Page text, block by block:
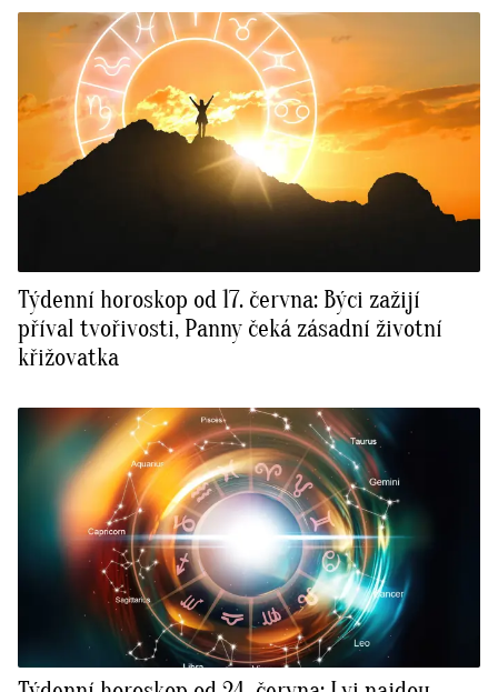
Týdenní horoskop od 17. června: Býci zažijí
příval tvořivosti, Panny čeká zásadní životní
křižovatka